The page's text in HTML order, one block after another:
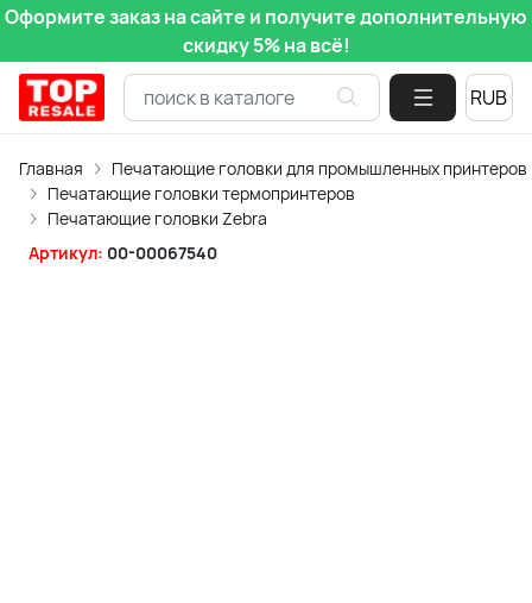
Оформите заказ на сайте и получите дополнительную
скидку 5% на всё!
Главная
Печатающие головки для промышленных принтеров
Печатающие головки термопринтеров
Печатающие головки Zebra
Артикул: 00-00067540